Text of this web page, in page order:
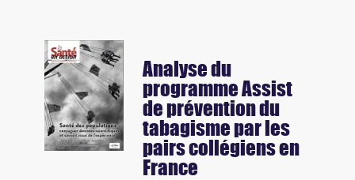
Analyse du
programme Assist
de prévention du
tabagisme par les
pairs collégiens en
France